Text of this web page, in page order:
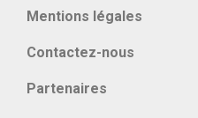
Mentions légales
Contactez-nous
Partenaires